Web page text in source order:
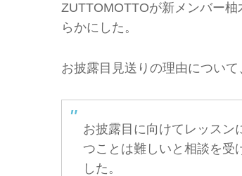
ZUTTOMOTTOが新メンバー
らかにした。
お披露目見送りの理由につい
お披露目に向けてレッスン
つことは難しいと相談を受
した。